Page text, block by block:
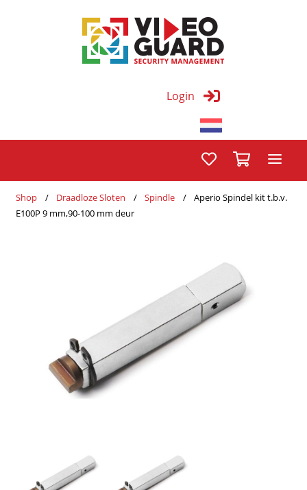
Login
Shop Draadloze Sloten Spindle
Aperio Spindel kit t.b.v.
E100P 9 mm,90-100 mm deur